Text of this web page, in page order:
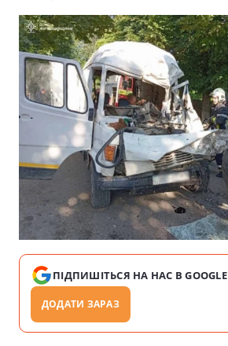
ПІДПИШІТЬСЯ НА НАС В GOOGLE
ДОДАТИ ЗАРАЗ